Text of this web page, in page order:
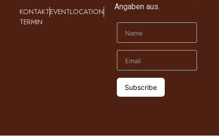
KONTAKTEVENTLOCATION
TERMIN
Angaben aus.